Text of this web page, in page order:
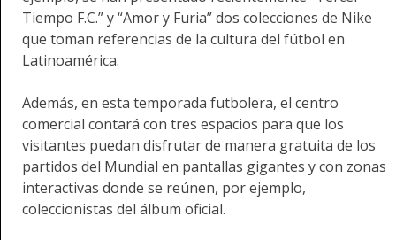
Tiempo F.C.” y “Amor y Furia” dos colecciones de Nike
que toman referencias de la cultura del fútbol en
Latinoamérica.
Además, en esta temporada futbolera, el centro
comercial contará con tres espacios para que los
visitantes puedan disfrutar de manera gratuita de los
partidos del Mundial en pantallas gigantes y con zonas
interactivas donde se reúnen, por ejemplo,
coleccionistas del álbum oficial.